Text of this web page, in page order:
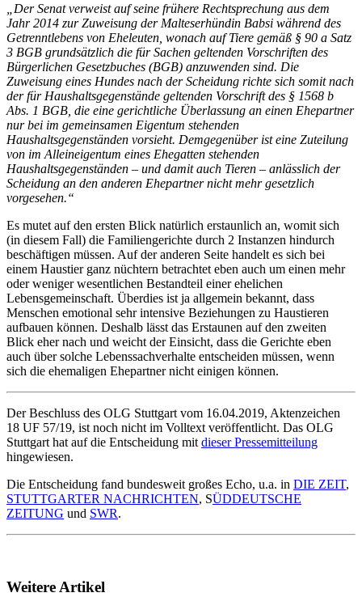
„Der Senat verweist auf seine frühere Rechtsprechung aus dem
Jahr 2014 zur Zuweisung der Malteserhündin Babsi während des
Getrenntlebens von Eheleuten, wonach auf Tiere gemäß § 90 a Satz
3 BGB grundsätzlich die für Sachen geltenden Vorschriften des
Bürgerlichen Gesetzbuches (BGB) anzuwenden sind. Die
Zuweisung eines Hundes nach der Scheidung richte sich somit nach
der für Haushaltsgegenstände geltenden Vorschrift des § 1568 b
Abs. 1 BGB, die eine gerichtliche Überlassung an einen Ehepartner
nur bei im gemeinsamen Eigentum stehenden
Haushaltsgegenständen vorsieht. Demgegenüber ist eine Zuteilung
von im Alleineigentum eines Ehegatten stehenden
Haushaltsgegenständen – und damit auch Tieren – anlässlich der
Scheidung an den anderen Ehepartner nicht mehr gesetzlich
vorgesehen.“
Es mutet auf den ersten Blick natürlich erstaunlich an, womit sich
(in diesem Fall) die Familiengerichte durch 2 Instanzen hindurch
beschäftigen müssen. Auf der anderen Seite handelt es sich bei
einem Haustier ganz nüchtern betrachtet eben auch um einen mehr
oder weniger wesentlichen Bestandteil einer ehelichen
Lebensgemeinschaft. Überdies ist ja allgemein bekannt, dass
Menschen emotional sehr intensive Beziehungen zu Haustieren
aufbauen können. Deshalb lässt das Erstaunen auf den zweiten
Blick eher nach und weicht der Einsicht, dass die Gerichte eben
auch über solche Lebenssachverhalte entscheiden müssen, wenn
sich die ehemaligen Ehepartner nicht einigen können.
Der Beschluss des OLG Stuttgart vom 16.04.2019, Aktenzeichen
18 UF 57/19, ist noch nicht im Volltext veröffentlicht. Das OLG
Stuttgart hat auf die Entscheidung mit dieser Pressemitteilung
hingewiesen.
Die Entscheidung fand bundesweit großes Echo, u.a. in DIE ZEIT,
STUTTGARTER NACHRICHTEN, SÜDDEUTSCHE
ZEITUNG und SWR.
Weitere Artikel